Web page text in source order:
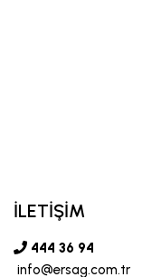
İLETİŞİM
444 36 94
info@ersag.com.tr